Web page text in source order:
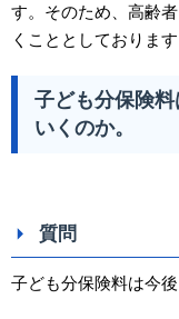
す。そのため、高齢
くこととしておりま
子ども分保険
いくのか。
質問
子ども分保険料は今